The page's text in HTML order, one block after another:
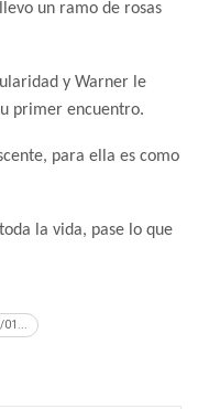
un ramo de rosas
y Warner le
primer encuentro.
para ella es como
la vida, pase lo que